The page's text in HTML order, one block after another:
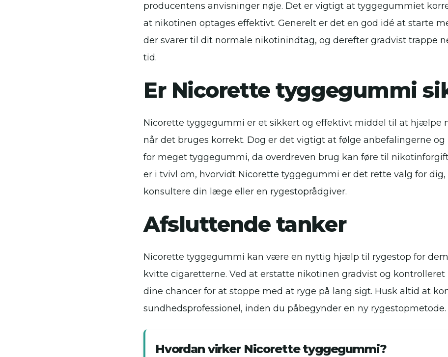
producentens anvisninger nøje. Det er vigtigt at tyggegummiet
at nikotinen optages effektivt. Generelt er det en god idé at starte
der svarer til dit normale nikotinindtag, og derefter gradvist trappe
tid.
Er Nicorette tyggegummi
Nicorette tyggegummi er et sikkert og effektivt middel til at hjælpe
når det bruges korrekt. Dog er det vigtigt at følge anbefalingerne
for meget tyggegummi, da overdreven brug kan føre til
er i tvivl om, hvorvidt Nicorette tyggegummi er det rette valg for dig,
konsultere din læge eller en rygestoprådgiver.
Afsluttende tanker
Nicorette tyggegummi kan være en nyttig hjælp til rygestop for
kvitte cigaretterne. Ved at erstatte nikotinen gradvist og kontrolleret
dine chancer for at stoppe med at ryge på lang sigt. Husk altid at
sundhedsprofessionel, inden du påbegynder en ny rygestopmetode.
Hvordan virker Nicorette tyggegummi?